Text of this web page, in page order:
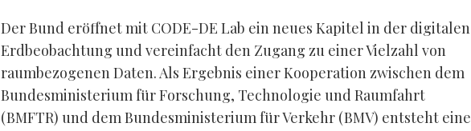
Der Bund eröffnet mit CODE-DE Lab ein neues Kapitel in der digitalen
Erdbeobachtung und vereinfacht den Zugang zu einer Vielzahl von
raumbezogenen Daten. Als Ergebnis einer Kooperation zwischen dem
Bundesministerium für Forschung, Technologie und Raumfahrt
(BMFTR) und dem Bundesministerium für Verkehr (BMV) entsteht eine